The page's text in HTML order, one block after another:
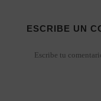
ESCRIBE UN